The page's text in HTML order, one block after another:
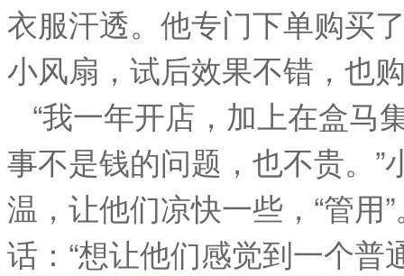
衣服汗透。他专门下单购买
小风扇，试后效果不错，也
“我一年开店，加上在盒马
事不是钱的问题，也不贵。
温，让他们凉快一些，“管用
话：“想让他们感觉到一个普